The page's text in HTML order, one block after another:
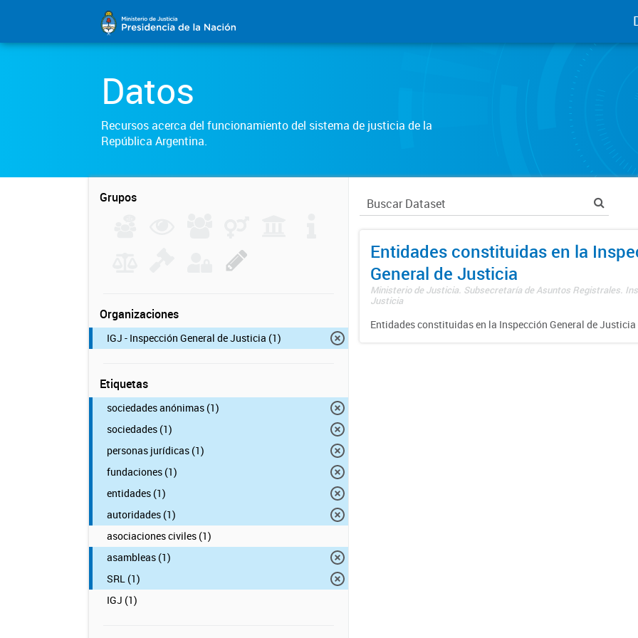
Datos
Recursos acerca del funcionamiento del sistema de justicia de la
República Argentina.
Grupos
Organizaciones
IGJ - Inspección General de Justicia (1)
Etiquetas
sociedades anónimas (1)
sociedades (1)
personas jurídicas (1)
fundaciones (1)
entidades (1)
autoridades (1)
asociaciones civiles (1)
asambleas (1)
SRL (1)
IGJ (1)
Entidades constituidas en la
General de Justicia
Ministerio de Justicia. Subsecretaría de Asuntos Registrales.
Justicia
Entidades constituidas en la Inspección General de Justicia